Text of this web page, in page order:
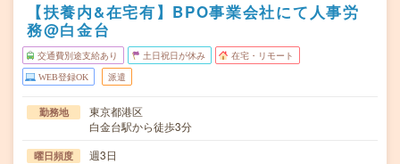
【扶養内&在宅有】BPO事業会社にて人事労
務@白金台
交通費別途支給あり 土日祝日が休み 在宅・リモート
WEB登録OK 派遣
勤務地
東京都港区
白金台駅から徒歩3分
曜日頻度 週3日